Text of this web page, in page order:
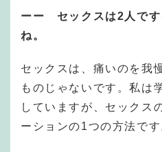
ーー セックスは2人です
ね。
セックスは、痛いのを我
ものじゃないです。私は
していますが、セックス
ーションの1つの方法です